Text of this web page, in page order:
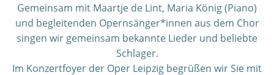
Gemeinsam mit Maartje de Lint, Maria König (Piano)
und begleitenden Opernsänger*innen aus dem Chor
singen wir gemeinsam bekannte Lieder und beliebte
Schlager.
Im Konzertfoyer der Oper Leipzig begrüßen wir Sie mit